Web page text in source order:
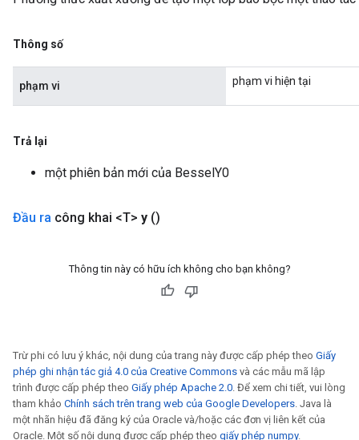
Thông số
phạm vi phạm vi hiện tại
Trả lại
một phiên bản mới của BesselY0
Đầu ra công khai <T> y ()
Thông tin này có hữu ích không cho bạn không?
Trừ phi có lưu ý khác, nội dung của trang này được cấp phép theo Giấy
phép ghi nhận tác giả 4.0 của Creative Commons và các mẫu mã lập
trình được cấp phép theo Giấy phép Apache 2.0. Để xem chi tiết, vui lòng
tham khảo Chính sách trên trang web của Google Developers. Java là
một nhãn hiệu đã đăng ký của Oracle và/hoặc các đơn vị liên kết của
Oracle. Một số nội dung được cấp phép theo giấy phép numpy.